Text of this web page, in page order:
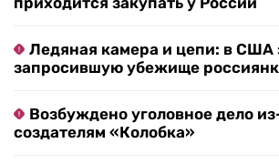
Ледяная камера и цепи: в США
запросившую убежище
Возбуждено уголовное дело
создателям «Колобка»